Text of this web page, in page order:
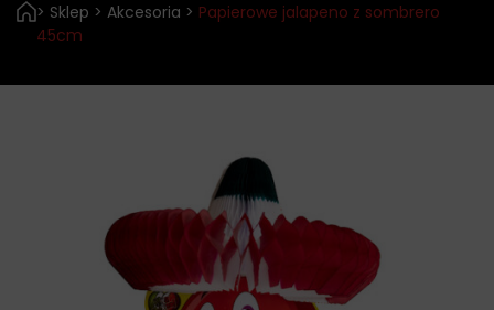
> Sklep > Akcesoria > Papierowe jalapeno z sombrero
45cm